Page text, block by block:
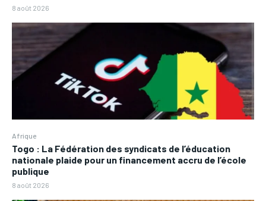
8 août 2026
Afrique
Togo : La Fédération des syndicats de l’éducation
nationale plaide pour un financement accru de l’école
publique
8 août 2026